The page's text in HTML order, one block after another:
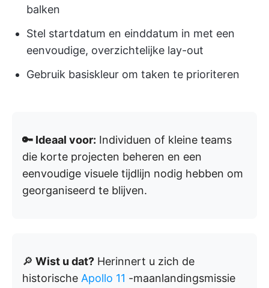
balken
Stel startdatum en einddatum in met een
eenvoudige, overzichtelijke lay-out
Gebruik basiskleur om taken te prioriteren
🔑 Ideaal voor: Individuen of kleine teams
die korte projecten beheren en een
eenvoudige visuele tijdlijn nodig hebben om
georganiseerd te blijven.
🔎 Wist u dat? Herinnert u zich de
historische Apollo 11 -maanlandingsmissie